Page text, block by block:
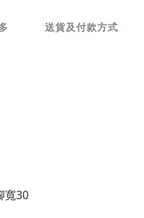
送貨及付款方式
寬30